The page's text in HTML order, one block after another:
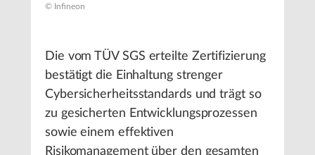
© Infineon
Die vom TÜV SGS erteilte Zertifizierung
bestätigt die Einhaltung strenger
Cybersicherheitsstandards und trägt so
zu gesicherten Entwicklungsprozessen
sowie einem effektiven
Risikomanagement über den gesamten